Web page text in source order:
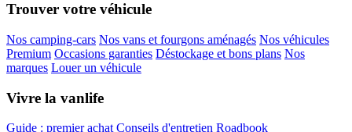
Trouver votre véhicule
Nos camping-cars Nos vans et fourgons aménagés Nos véhicules
Premium Occasions garanties Déstockage et bons plans Nos
marques Louer un véhicule
Vivre la vanlife
Guide : premier achat Conseils d'entretien Roadbook